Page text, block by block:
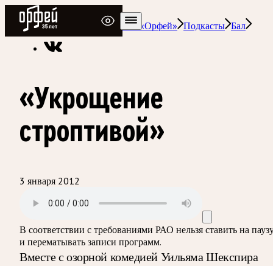
Радио Орфей
Радио классической музыки «Орфей» Подкасты Бал
«Укрощение
строптивой»
3 января 2012
В соответствии с требованиями РАО нельзя ставить на
и перематывать записи программ.
Вместе с озорной комедией Уильяма Шекспира